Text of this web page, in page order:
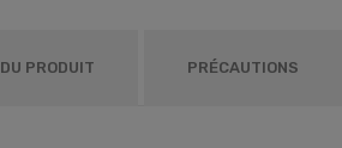
PRODUIT PRÉCAUTIONS